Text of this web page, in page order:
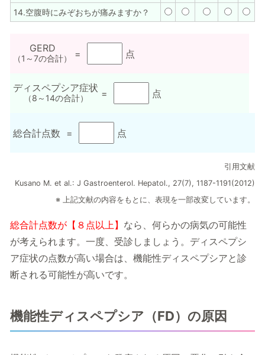
14.空腹時にみぞおちが痛みますか？
GERD
（1～7の合計） = 点
ディスペプシア症状
（8～14の合計） = 点
総合計点数 = 点
引用文献
Kusano M. et al.: J Gastroenterol. Hepatol., 27(7), 1187-1191(2012)
※ 上記文献の内容をもとに、表現を一部改変しています。
総合計点数が【８点以上】 なら、何らかの病気の可能性
が考えられます。一度、受診しましょう。ディスペプシ
ア症状の点数が高い場合は、機能性ディスペプシアと診
断される可能性が高いです。
機能性ディスペプシア（FD）の原因